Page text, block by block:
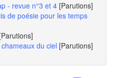
- revue n°3 et 4 [Parutions]
de poésie pour les temps
[Parutions]
du ciel [Parutions]